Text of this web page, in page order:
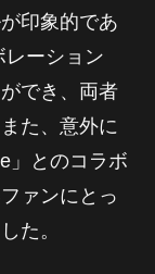
印象的であ
レーション
でき、両者
た、意外に
」とのコラボ
ァンにとっ
た。